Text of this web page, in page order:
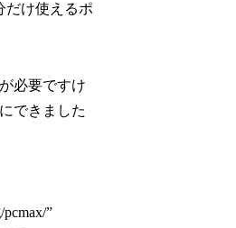
だけ使えるポ
必要ですけ
できました
pcmax/”